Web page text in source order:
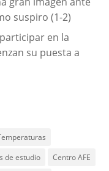
suspiro (1-2)
en la
su puesta a
de estudio
Centro AFE